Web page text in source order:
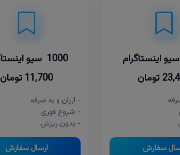
تومان
سفارش
1000 سیو اینستاگرام
11,700 تومان
- ارزان و به صرفه
- شروع فوری
- بدون ریزش
ارسال سفارش